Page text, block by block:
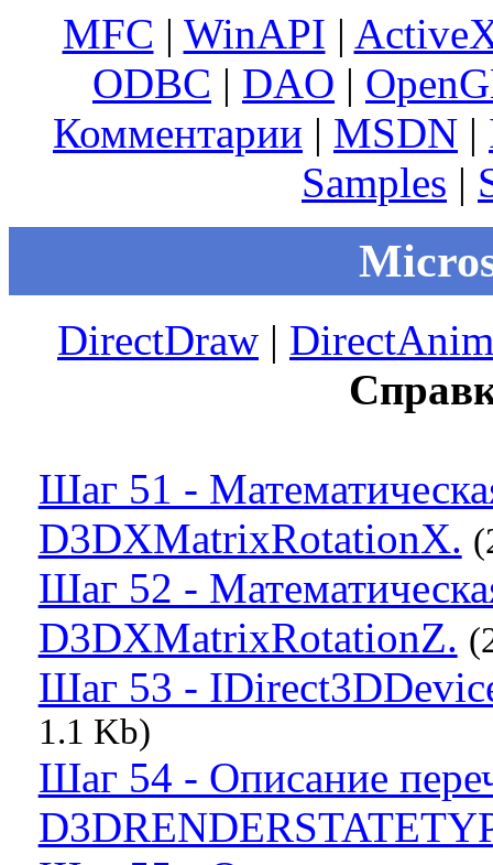
MFC | WinAPI |
ODBC | DAO |
Комментарии | MSDN |
Samples |
DirectDraw |
Шаг 51 -
D3DXMatrixRotationX.
Шаг 52 -
D3DXMatrixRotationZ.
Шаг 53 -
1.1 Kb)
Шаг 54 - Описание